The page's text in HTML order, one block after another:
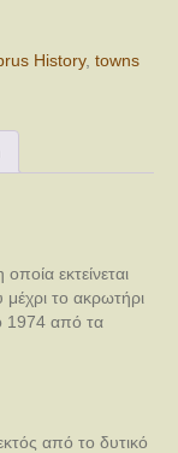
History, towns
οποία εκτείνεται
το ακρωτήρι
1974 από τα
από το δυτικό